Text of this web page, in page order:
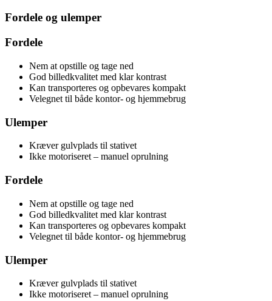
Fordele og ulemper
Fordele
Nem at opstille og tage ned
God billedkvalitet med klar kontrast
Kan transporteres og opbevares kompakt
Velegnet til både kontor- og hjemmebrug
Ulemper
Kræver gulvplads til stativet
Ikke motoriseret – manuel oprulning
Fordele
Nem at opstille og tage ned
God billedkvalitet med klar kontrast
Kan transporteres og opbevares kompakt
Velegnet til både kontor- og hjemmebrug
Ulemper
Kræver gulvplads til stativet
Ikke motoriseret – manuel oprulning